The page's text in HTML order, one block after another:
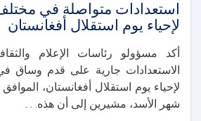
استعدادات متواصلة في
لإحياء يوم استقلال أفغانستان
أكد مسؤولو رئاسات الإعلام
الاستعدادات جارية على قدم وساق
لإحياء يوم استقلال أفغانستان،
شهر الأسد، مشيرين إلى أن هذه. . .